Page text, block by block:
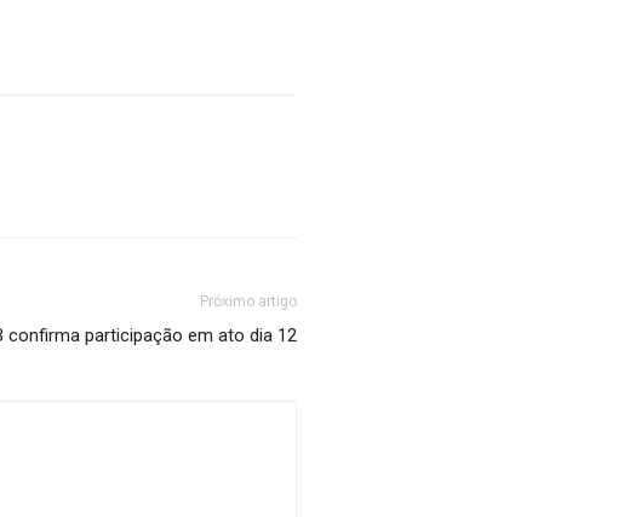
Próximo artigo
confirma participação em ato dia 12